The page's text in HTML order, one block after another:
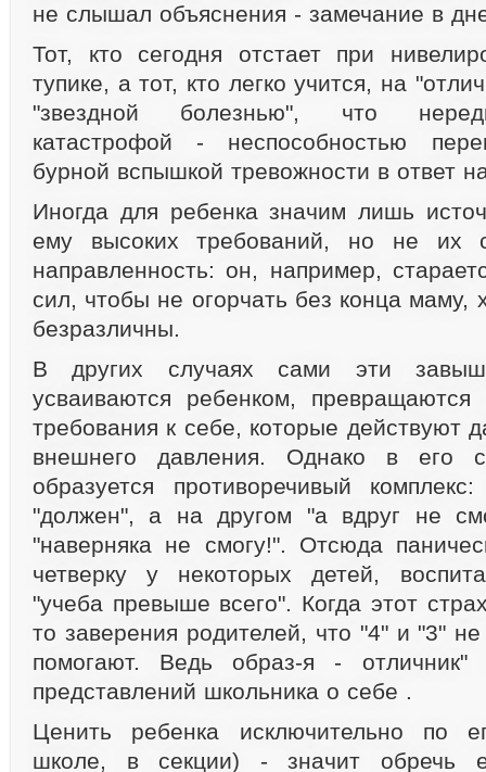
не слышал объяснения - замечание в
Тот, кто сегодня отстает при
тупике, а тот, кто легко учится, на
"звездной болезнью", что
катастрофой - неспособностью
бурной вспышкой тревожности в ответ
Иногда для ребенка значим лишь
ему высоких требований, но не их
направленность: он, например,
сил, чтобы не огорчать без конца маму,
безразличны.
В других случаях сами эти
усваиваются ребенком,
требования к себе, которые действуют
внешнего давления. Однако в его
образуется противоречивый
"должен", а на другом "а вдруг не
"наверняка не смогу!". Отсюда
четверку у некоторых детей,
"учеба превыше всего". Когда этот
то заверения родителей, что "4" и "3"
помогают. Ведь образ-я - отличник"
представлений школьника о себе .
Ценить ребенка исключительно по
школе, в секции) - значит обречь